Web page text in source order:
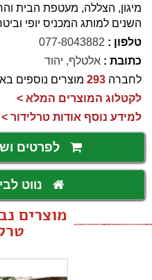
מיגון, הצללה, מעטפת הבית
השנים למותג המכניס יופי
טלפון : 077-8043882
כתובת : אלטלף, יהוד
לחברה 293 מוצרים נוספים
לקטלוג המוצרים המלא >
למידע נוסף אודות טרלידור >
לפרטים
נווט
מוצרים